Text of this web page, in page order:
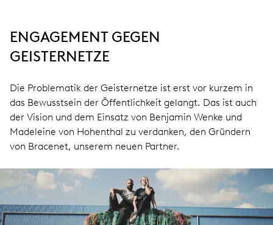
ENGAGEMENT GEGEN
GEISTERNETZE
Die Problematik der Geisternetze ist erst vor kurzem in
das Bewusstsein der Öffentlichkeit gelangt. Das ist auch
der Vision und dem Einsatz von Benjamin Wenke und
Madeleine von Hohenthal zu verdanken, den Gründern
von Bracenet, unserem neuen Partner.